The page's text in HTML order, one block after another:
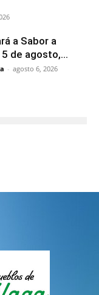
a Sabor a
de agosto,...
- agosto 6, 2026